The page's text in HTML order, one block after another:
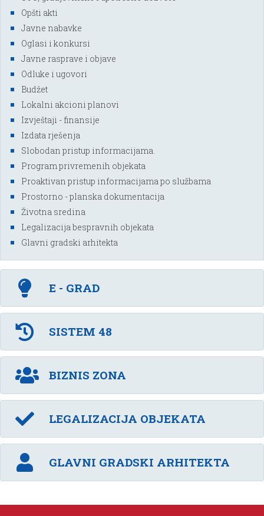
Opšti akti
Javne nabavke
Oglasi i konkursi
Javne rasprave i objave
Odluke i ugovori
Budžet
Lokalni akcioni planovi
Izvještaji - finansije
Izdata rješenja
Slobodan pristup informacijama.
Program privremenih objekata
Proaktivan pristup informacijama po službama
Prostorno - planska dokumentacija
Životna sredina
Legalizacija bespravnih objekata
Glavni gradski arhitekta
E - GRAD
SISTEM 48
BIZNIS ZONA
LEGALIZACIJA OBJEKATA
GLAVNI GRADSKI ARHITEKTA